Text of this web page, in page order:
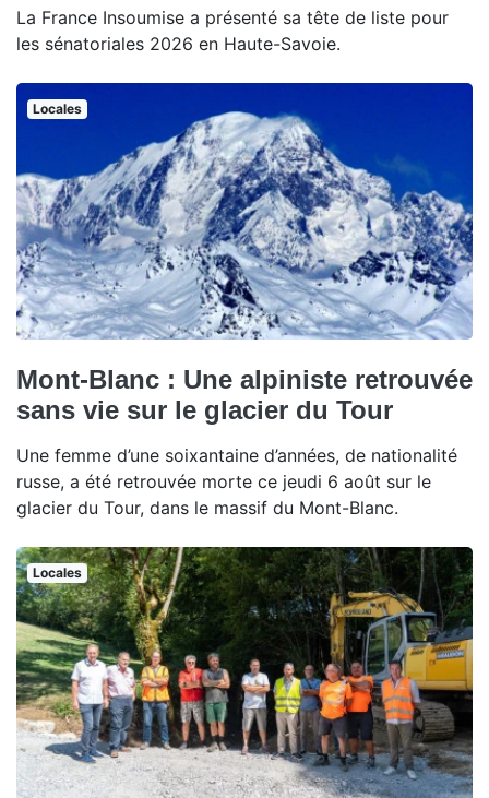
La France Insoumise a présenté sa tête de liste pour
les sénatoriales 2026 en Haute-Savoie.
Locales
Mont-Blanc : Une alpiniste retrouvée
sans vie sur le glacier du Tour
Une femme d’une soixantaine d’années, de nationalité
russe, a été retrouvée morte ce jeudi 6 août sur le
glacier du Tour, dans le massif du Mont-Blanc.
Locales